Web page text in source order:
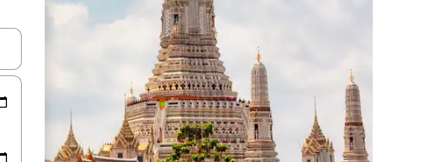
გამოიყენეთ კლავიშები ზემოთ/ქვემოთ მიმართული ისრებით ან შეხებისა თუ თითის